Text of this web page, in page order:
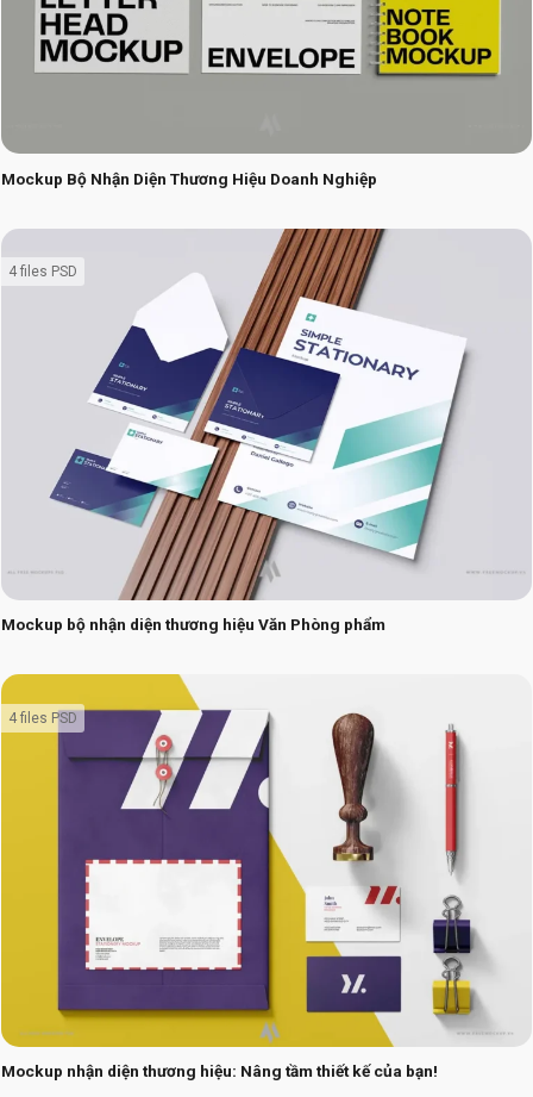
Mockup Bộ Nhận Diện Thương Hiệu Doanh Nghiệp
Mockup bộ nhận diện thương hiệu Văn Phòng phẩm
4 files PSD
Mockup nhận diện thương hiệu: Nâng tầm thiết kế của bạn!
4 files PSD